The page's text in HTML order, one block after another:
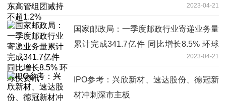
2023-04-21
国家邮政局：一季度邮政行业寄递业务量
累计完成341.7亿件 同比增长8.5% 环球
2023-04-21
IPO参考：兴欣新材、速达股份、德冠新
材冲刺深市主板